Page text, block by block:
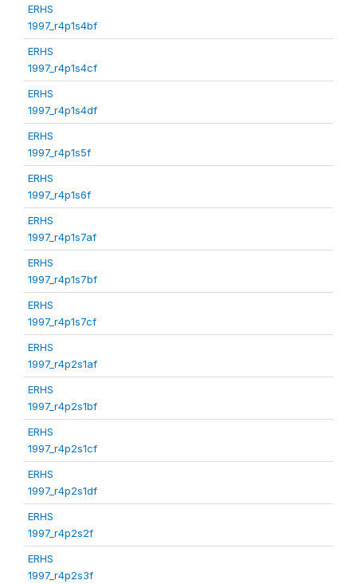
ERHS
1997_r4p1s4bf
ERHS
1997_r4p1s4cf
ERHS
1997_r4p1s4df
ERHS
1997_r4p1s5f
ERHS
1997_r4p1s6f
ERHS
1997_r4p1s7af
ERHS
1997_r4p1s7bf
ERHS
1997_r4p1s7cf
ERHS
1997_r4p2s1af
ERHS
1997_r4p2s1bf
ERHS
1997_r4p2s1cf
ERHS
1997_r4p2s1df
ERHS
1997_r4p2s2f
ERHS
1997_r4p2s3f